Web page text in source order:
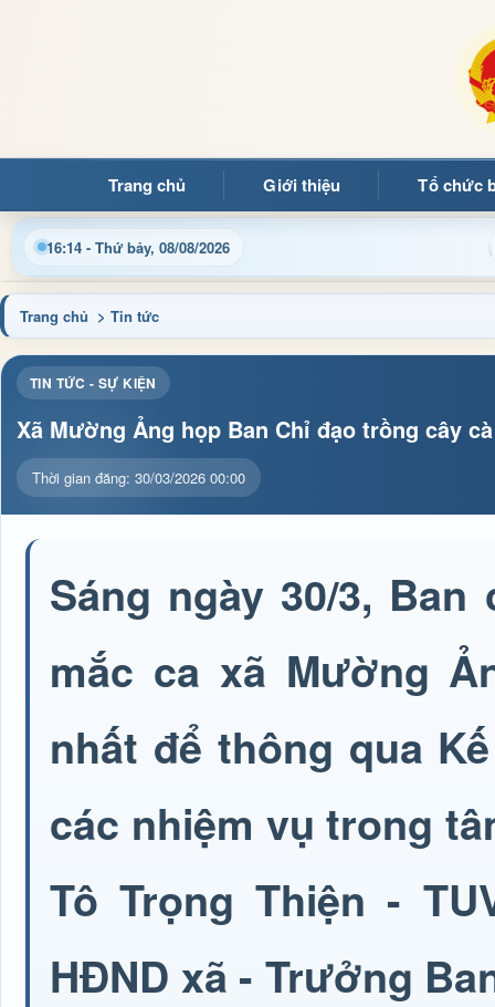
Trang chủ Giới thiệu Tổ chức
16:14 - Thứ bảy, 08/08/2026
điều hành, thủ tục hành chính và tin tức địa phương nhanh
Trang chủ > Tin tức
TIN TỨC - SỰ KIỆN
Xã Mường Ảng họp Ban Chỉ đạo trồng cây
Thời gian đăng: 30/03/2026 00:00
Sáng ngày 30/3,
mắc ca xã Mường
nhất để thông qua
các nhiệm vụ trong
Tô Trọng Thiện -
HĐND xã - Trưởng